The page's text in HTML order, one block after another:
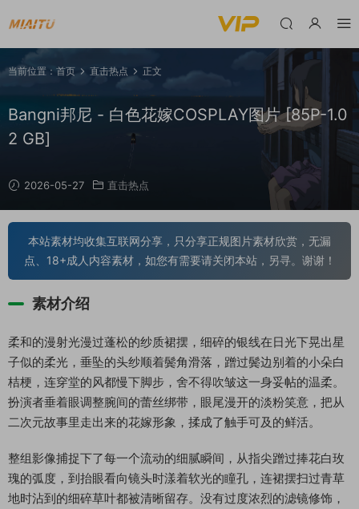
当前位置： 首页 直击热点 正文
Bangni邦尼 - 白色花嫁COSPLAY图片 [85P-1.0
2 GB]
2026-05-27 直击热点
本站素材均收集互联网分享，只分享正规图片素材欣赏，无漏
点、18+成人内容素材，如您有需要请关闭本站，另寻。谢谢！
素材介绍
柔和的漫射光漫过蓬松的纱质裙摆，细碎的银线在日光下晃出星
子似的柔光，垂坠的头纱顺着鬓角滑落，蹭过鬓边别着的小朵白
桔梗，连穿堂的风都慢下脚步，舍不得吹皱这一身妥帖的温柔。
扮演者垂着眼调整腕间的蕾丝绑带，眼尾漫开的淡粉笑意，把从
二次元故事里走出来的花嫁形象，揉成了触手可及的鲜活。
整组影像捕捉下了每一个流动的细腻瞬间，从指尖蹭过捧花白玫
瑰的弧度，到抬眼看向镜头时漾着软光的瞳孔，连裙摆扫过青草
地时沾到的细碎草叶都被清晰留存。没有过度浓烈的滤镜修饰，